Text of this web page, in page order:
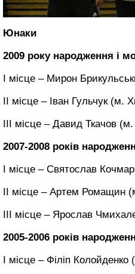
Юнаки
2009 року народження і
І місце – Мирон
ІІ місце – Іван Гульчук (м.
ІІІ місце – Давид Ткачов
2007-2008 років
І місце – Святослав
ІІ місце – Артем Ромащин
ІІІ місце – Ярослав
2005-2006 років
І місце – Філіп